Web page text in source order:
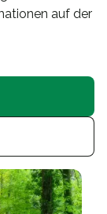
auf der